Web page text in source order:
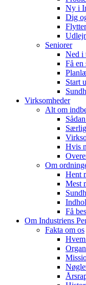
Ny i
Dig
Seniorer
Ned i
Få en
Start
Virksomheder
Alt om
Hvis
Om
Hent
Mest
Få
Om Industriens
Fakta om os